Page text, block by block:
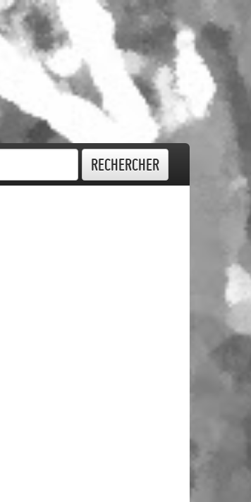
Rechercher